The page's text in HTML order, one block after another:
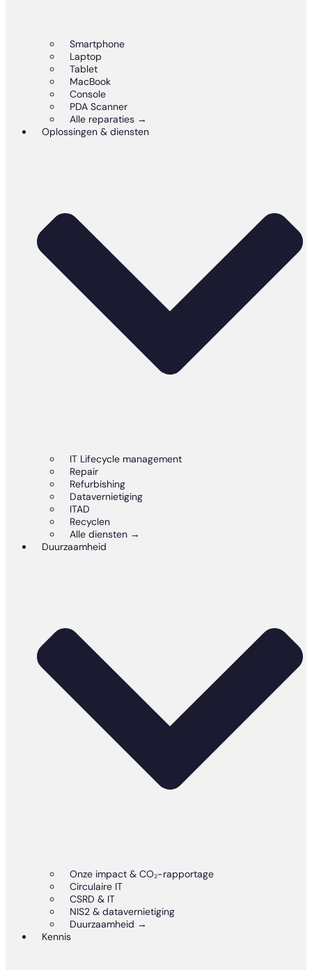
Smartphone
Laptop
Tablet
MacBook
Console
PDA Scanner
Alle reparaties →
Oplossingen & diensten
IT Lifecycle management
Repair
Refurbishing
Datavernietiging
ITAD
Recyclen
Alle diensten →
Duurzaamheid
Onze impact & CO₂-rapportage
Circulaire IT
CSRD & IT
NIS2 & datavernietiging
Duurzaamheid →
Kennis